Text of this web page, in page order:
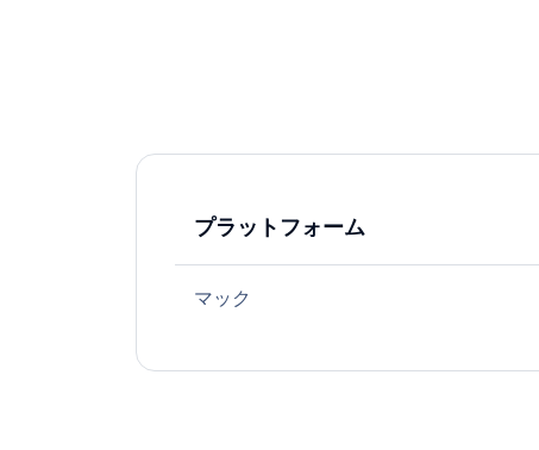
プラットフォーム
マック